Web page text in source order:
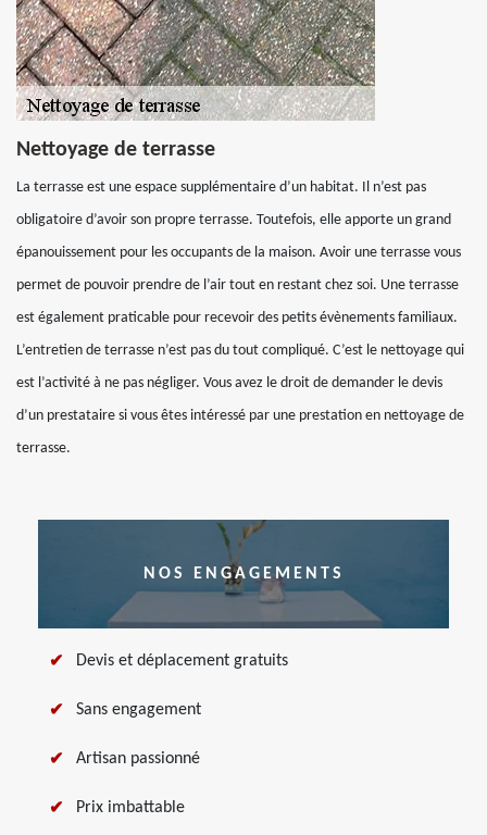
Nettoyage de terrasse
La terrasse est une espace supplémentaire d’un habitat. Il n’est pas
obligatoire d’avoir son propre terrasse. Toutefois, elle apporte un grand
épanouissement pour les occupants de la maison. Avoir une terrasse vous
permet de pouvoir prendre de l’air tout en restant chez soi. Une terrasse
est également praticable pour recevoir des petits évènements familiaux.
L’entretien de terrasse n’est pas du tout compliqué. C’est le nettoyage qui
est l’activité à ne pas négliger. Vous avez le droit de demander le devis
d’un prestataire si vous êtes intéressé par une prestation en nettoyage de
terrasse.
NOS ENGAGEMENTS
Devis et déplacement gratuits
Sans engagement
Artisan passionné
Prix imbattable